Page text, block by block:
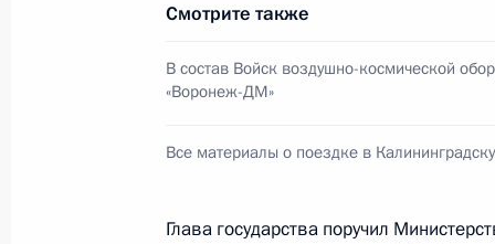
7 мая 2012 года, понедельник
7 мая 2012 года, 12:30 Москва, Кремль
Смотрите также
В состав Войск воздушно-космической
«Воронеж-ДМ»
Все материалы о поездке в
Глава государства поручил